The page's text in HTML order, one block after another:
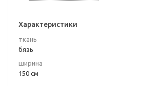
Характеристики
ткань
бязь
ширина
150 см